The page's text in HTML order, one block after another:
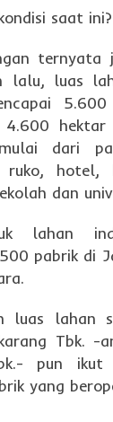
saat ini?
ternyata
lalu, luas
hektar
dari
hotel,
dan
lahan
pabrik di
luas lahan
Tbk. -
pun ikut
yang